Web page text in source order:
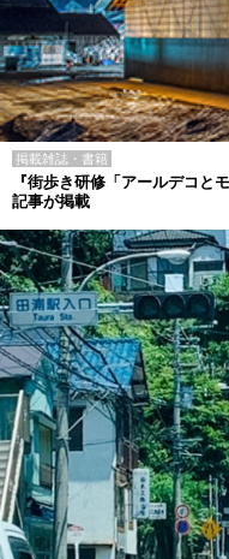
掲載雑誌・書籍
『街歩き研修「アールデコと
記事が掲載